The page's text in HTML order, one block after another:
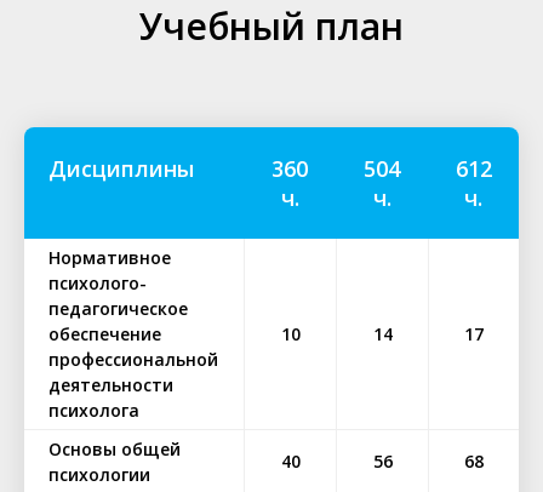
Учебный план
Дисциплины
360
ч.
504
ч.
612
ч.
Нормативное
психолого-
педагогическое
обеспечение
профессиональной
деятельности
психолога
10 14 17
Основы общей
психологии
40 56 68